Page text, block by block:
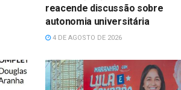
reacende discussão sobre
autonomia universitária
4 DE AGOSTO DE 2026